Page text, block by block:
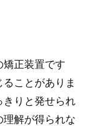
矯正装置です
ことがありま
きりと発せられ
解が得られな